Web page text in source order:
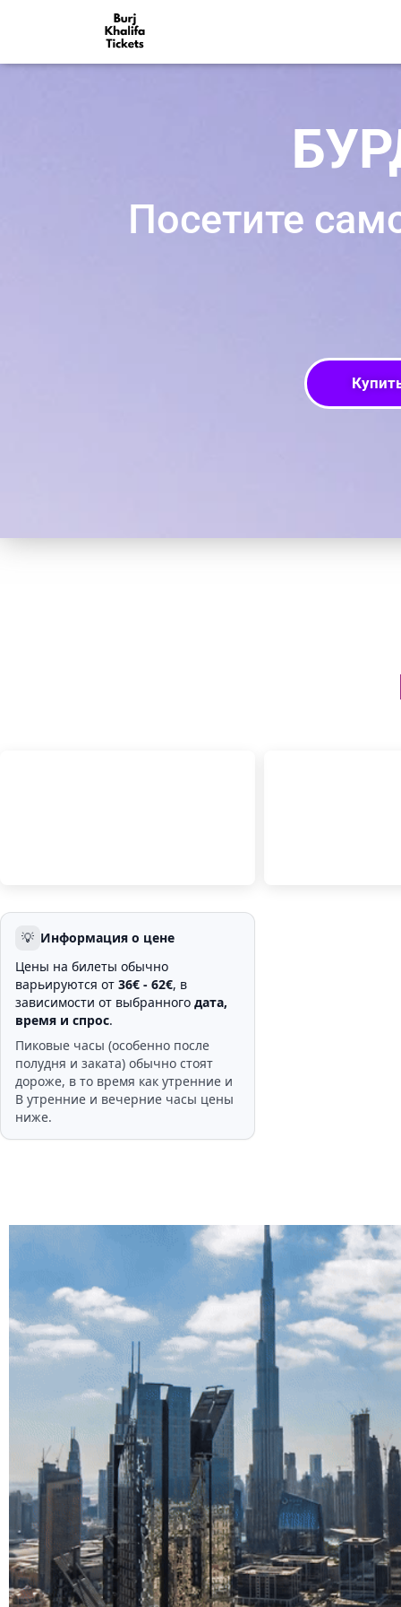
Посетите
💡 Информация о цене
Цены на билеты обычно
варьируются от 36€ - 62€, в
зависимости от выбранного дата,
время и спрос.
Пиковые часы (особенно после
полудня и заката) обычно стоят
дороже, в то время как утренние и
В утренние и вечерние часы цены
ниже.